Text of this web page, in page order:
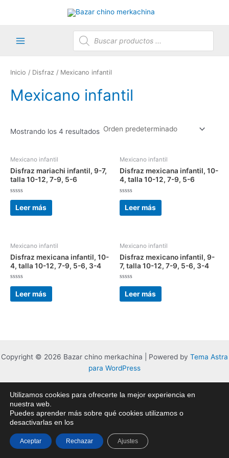
Menu
Búsqueda
de
productos
Inicio / Disfraz / Mexicano infantil
Mexicano infantil
Mostrando los 4 resultados
Mexicano infantil
Disfraz mariachi infantil, 9-7,
talla 10-12, 7-9, 5-6
Valorado
con
de
Leer más
Mexicano infantil
Disfraz mexicana infantil, 10-
4, talla 10-12, 7-9, 5-6
Valorado
con
de
Leer más
Mexicano infantil
Disfraz mexicana infantil, 10-
4, talla 10-12, 7-9, 5-6, 3-4
Valorado
con
de
Leer más
Mexicano infantil
Disfraz mexicano infantil, 9-
7, talla 10-12, 7-9, 5-6, 3-4
Valorado
con
de
Leer más
Copyright © 2026 Bazar chino merkachina | Powered by Tema Astra
para WordPress
Utilizamos cookies para ofrecerte la mejor experiencia en
nuestra web.
Puedes aprender más sobre qué cookies utilizamos o
desactivarlas en los
Aceptar Rechazar Ajustes